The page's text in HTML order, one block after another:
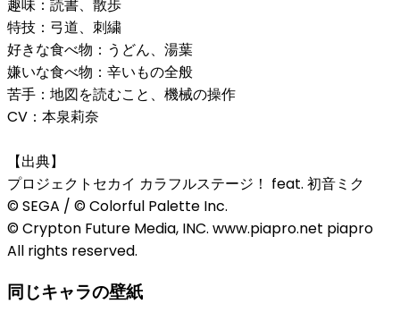
趣味：読書、散歩
特技：弓道、刺繍
好きな食べ物：うどん、湯葉
嫌いな食べ物：辛いもの全般
苦手：地図を読むこと、機械の操作
CV：本泉莉奈
【出典】
プロジェクトセカイ カラフルステージ！ feat. 初音ミク
© SEGA / © Colorful Palette Inc.
© Crypton Future Media, INC. www.piapro.net piapro
All rights reserved.
同じキャラの壁紙